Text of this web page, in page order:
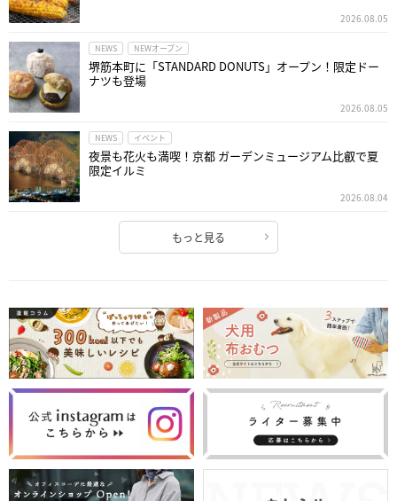
2026.08.05
NEWS NEWオープン
堺筋本町に「STANDARD DONUTS」オープン！限定ドー
ナツも登場
2026.08.05
NEWS イベント
夜景も花火も満喫！京都 ガーデンミュージアム比叡で夏
限定イルミ
2026.08.04
もっと見る